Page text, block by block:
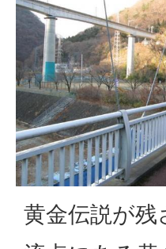
黄金伝説が